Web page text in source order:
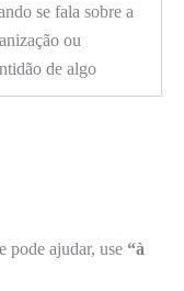
se fala sobre a
ou
de algo
pode ajudar, use “à